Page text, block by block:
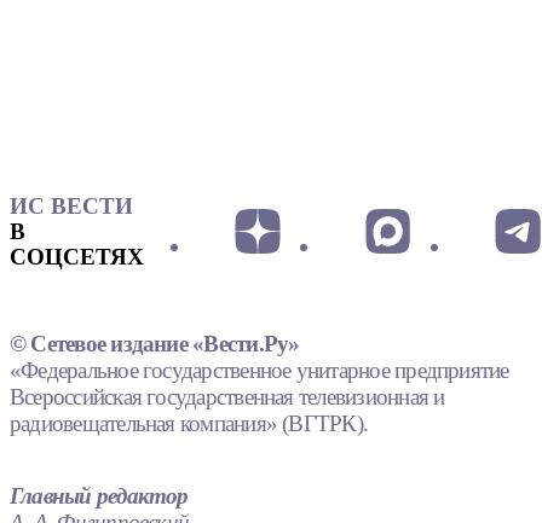
ИС ВЕСТИ
В
СОЦСЕТЯХ
© Сетевое издание «Вести.Ру»
«Федеральное государственное унитарное предприятие
Всероссийская государственная телевизионная и
радиовещательная компания» (ВГТРК).
Главный редактор